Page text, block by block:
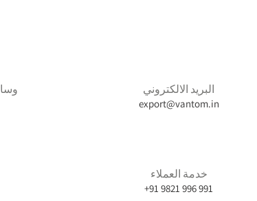
البريد الالكتروني
export@vantom.in
خدمة العملاء
+91 9821 996 991